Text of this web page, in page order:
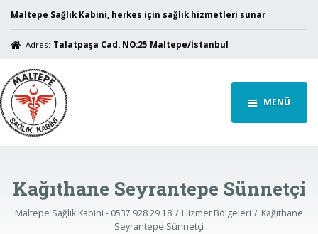
Maltepe Sağlık Kabini, herkes için sağlık hizmetleri sunar
Adres: Talatpaşa Cad. NO:25 Maltepe/İstanbul
MENÜ
Kağıthane Seyrantepe Sünnetçi
Maltepe Sağlık Kabini - 0537 928 29 18 Hizmet Bölgeleri
Kağıthane
Seyrantepe Sünnetçi